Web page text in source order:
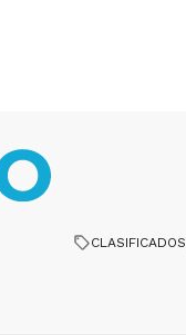
CLASIFICADOS